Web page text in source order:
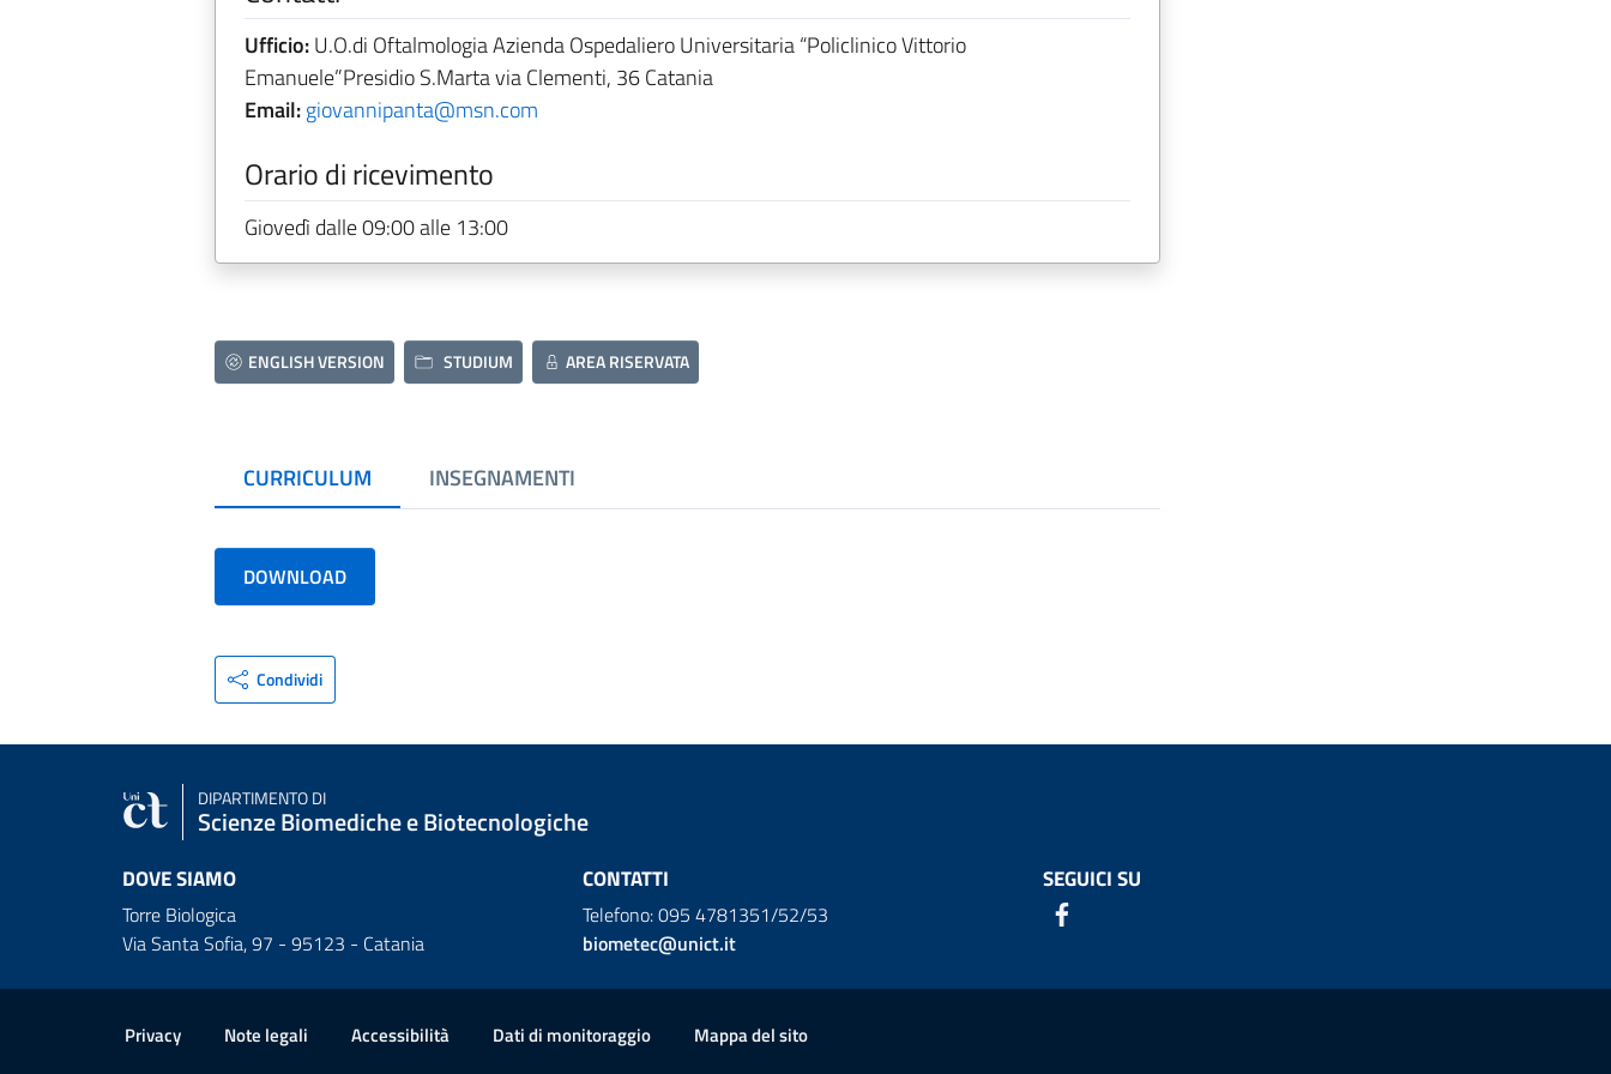
Ufficio:U.O.di Oftalmologia Azienda Ospedaliero Universitaria “Policlinico Vittorio
Emanuele”Presidio S.Marta via Clementi, 36 Catania
Email:giovannipanta@msn.com
Orario di ricevimento
Giovedì dalle 09:00 alle 13:00
ENGLISH VERSION STUDIUM AREA RISERVATA
CURRICULUM INSEGNAMENTI
DOWNLOAD
Condividi
DIPARTIMENTO DI
Scienze Biomediche e Biotecnologiche
DOVE SIAMO
Torre Biologica
Via Santa Sofia, 97 - 95123 - Catania
CONTATTI
Telefono: 095 4781351/52/53
biometec@unict.it
SEGUICI SU
Privacy Note legali Accessibilità Dati di monitoraggio Mappa del sito